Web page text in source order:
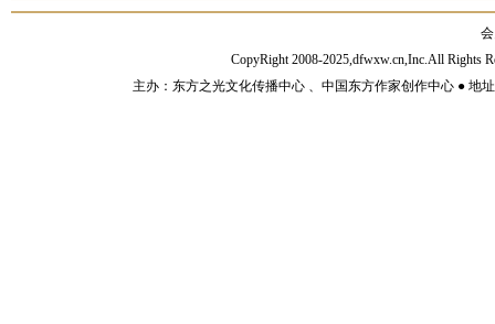
CopyRight 2008-2025,dfwxw.cn,Inc.All Rights
主办：东方之光文化传播中心 、中国东方作家创作中心 ● 地